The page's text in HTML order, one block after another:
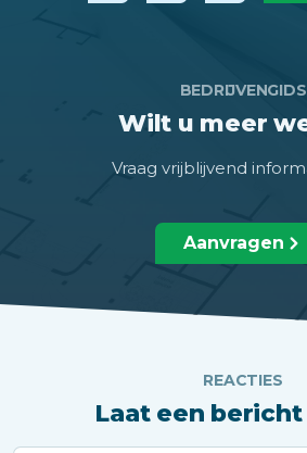
BEDRIJVENGIDS
Wilt u meer
Vraag vrijblijvend
Aanvragen
REACTIES
Laat een